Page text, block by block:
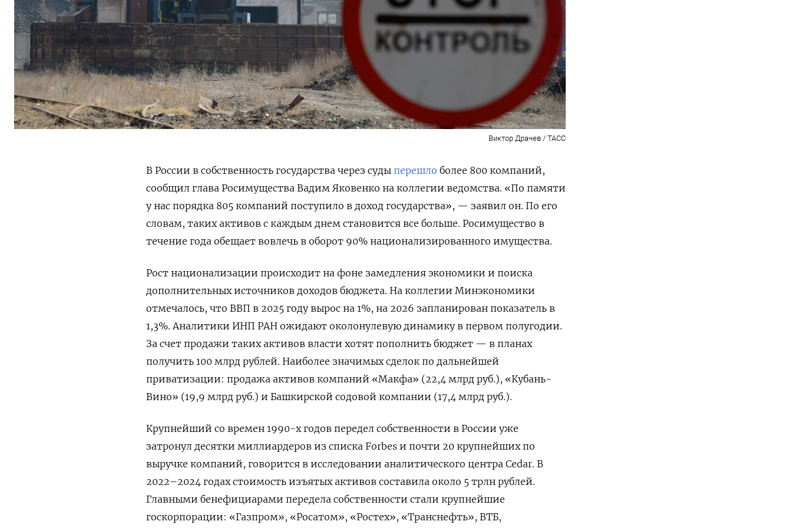
Виктор Драчев / ТАСС
В России в собственность государства через суды перешло более 800 компаний,
сообщил глава Росимущества Вадим Яковенко на коллегии ведомства. «По памяти
у нас порядка 805 компаний поступило в доход государства», — заявил он. По его
словам, таких активов с каждым днем становится все больше. Росимущество в
течение года обещает вовлечь в оборот 90% национализированного имущества.
Рост национализации происходит на фоне замедления экономики и поиска
дополнительных источников доходов бюджета. На коллегии Минэкономики
отмечалось, что ВВП в 2025 году вырос на 1%, на 2026 запланирован показатель в
1,3%. Аналитики ИНП РАН ожидают околонулевую динамику в первом полугодии.
За счет продажи таких активов власти хотят пополнить бюджет — в планах
получить 100 млрд рублей. Наиболее значимых сделок по дальнейшей
приватизации: продажа активов компаний «Макфа» (22,4 млрд руб.), «Кубань-
Вино» (19,9 млрд руб.) и Башкирской содовой компании (17,4 млрд руб.).
Крупнейший со времен 1990-х годов передел собственности в России уже
затронул десятки миллиардеров из списка Forbes и почти 20 крупнейших по
выручке компаний, говорится в исследовании аналитического центра Cedar. В
2022–2024 годах стоимость изъятых активов составила около 5 трлн рублей.
Главными бенефициарами передела собственности стали крупнейшие
госкорпорации: «Газпром», «Росатом», «Ростех», «Транснефть», ВТБ,